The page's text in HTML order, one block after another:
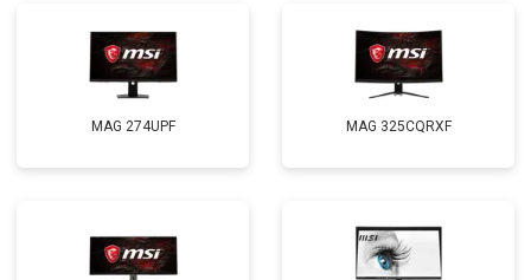
MAG 274UPF MAG 325CQRXF